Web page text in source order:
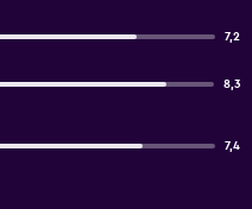
7,2
8,3
7,4